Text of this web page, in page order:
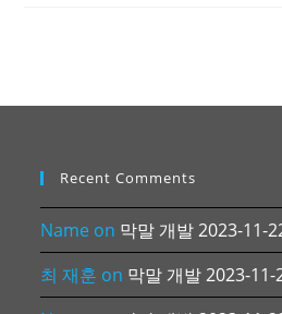
Recent Comments
Name on 막말 개발 2023-11-
최 재훈 on 막말 개발 2023-11-